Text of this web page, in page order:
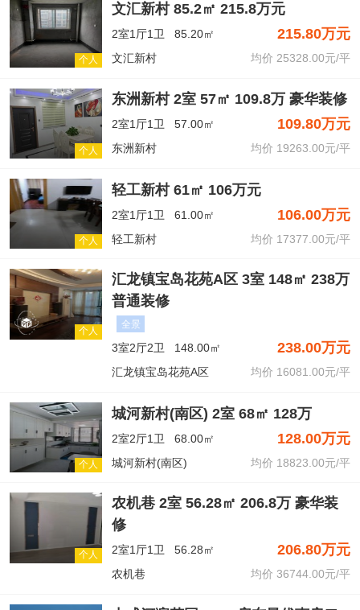
个人
文汇新村 85.2㎡ 215.8万元
2室1厅1卫 85.20㎡ 215.80万元
文汇新村 均价 25328.00元/平
个人
东洲新村 2室 57㎡ 109.8万 豪华装修
2室1厅1卫 57.00㎡ 109.80万元
东洲新村 均价 19263.00元/平
个人
轻工新村 61㎡ 106万元
2室1厅1卫 61.00㎡ 106.00万元
轻工新村 均价 17377.00元/平
个人
汇龙镇宝岛花苑A区 3室 148㎡ 238万
普通装修
全景
3室2厅2卫 148.00㎡ 238.00万元
汇龙镇宝岛花苑A区 均价 16081.00元/平
个人
城河新村(南区) 2室 68㎡ 128万
2室2厅1卫 68.00㎡ 128.00万元
城河新村(南区) 均价 18823.00元/平
个人
农机巷 2室 56.28㎡ 206.8万 豪华装
修
2室1厅1卫 56.28㎡ 206.80万元
农机巷 均价 36744.00元/平